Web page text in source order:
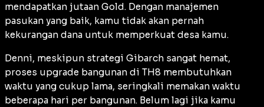
mendapatkan jutaan Gold. Dengan manajemen
pasukan yang baik, kamu tidak akan pernah
kekurangan dana untuk memperkuat desa kamu.
Denni, meskipun strategi Gibarch sangat hemat,
proses upgrade bangunan di TH8 membutuhkan
waktu yang cukup lama, seringkali memakan waktu
beberapa hari per bangunan. Belum lagi jika kamu